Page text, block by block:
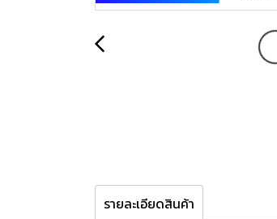
รายละเอียดสินค้า